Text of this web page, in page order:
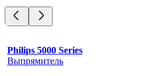
Philips 5000 Series
Выпрямитель